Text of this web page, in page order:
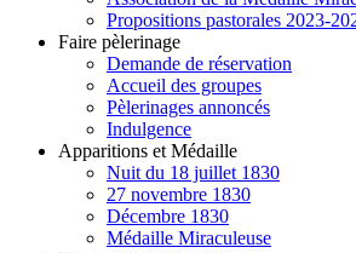
Propositions pastorales 2023-
Faire pèlerinage
Demande de réservation
Accueil des groupes
Pèlerinages annoncés
Indulgence
Apparitions et Médaille
Nuit du 18 juillet 1830
27 novembre 1830
Décembre 1830
Médaille Miraculeuse